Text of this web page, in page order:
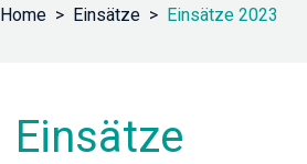
Home Einsätze Einsätze 2023
Einsätze